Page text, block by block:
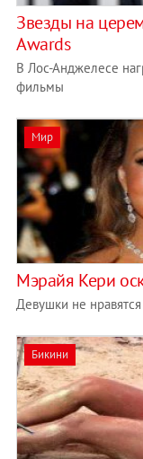
Звезды на
Awards
В Лос-Анджелесе
фильмы
Мир
Мэрайя Кери
Девушки не нравятся
Бикини